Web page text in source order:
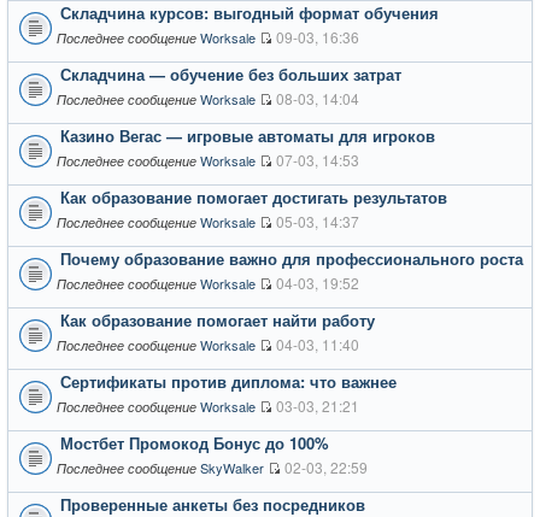
Складчина курсов: выгодный формат обучения
Последнее сообщение Worksale 09-03, 16:36
Складчина — обучение без больших затрат
Последнее сообщение Worksale 08-03, 14:04
Казино Вегас — игровые автоматы для игроков
Последнее сообщение Worksale 07-03, 14:53
Как образование помогает достигать результатов
Последнее сообщение Worksale 05-03, 14:37
Почему образование важно для профессионального роста
Последнее сообщение Worksale 04-03, 19:52
Как образование помогает найти работу
Последнее сообщение Worksale 04-03, 11:40
Сертификаты против диплома: что важнее
Последнее сообщение Worksale 03-03, 21:21
Мостбет Промокод Бонус до 100%
Последнее сообщение SkyWalker 02-03, 22:59
Проверенные анкеты без посредников